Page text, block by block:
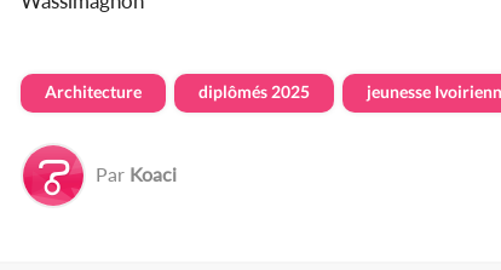
Architecture diplômés 2025 jeunesse
Par Koaci